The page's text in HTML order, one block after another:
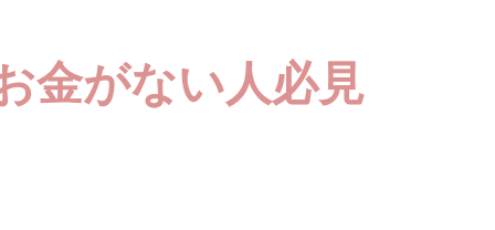
金がない人必見